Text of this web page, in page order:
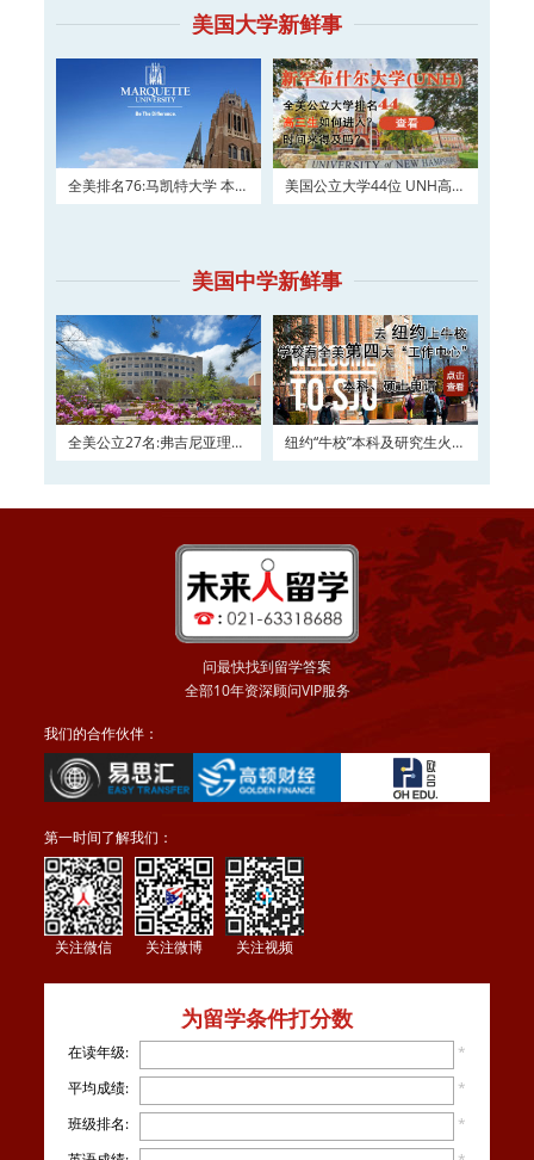
美国大学新鲜事
全美排名76:马凯特大学 本科
美国公立大学44位 UNH高三
美国中学新鲜事
全美公立27名:弗吉尼亚理工
纽约“牛校”本科及研究生火热
问最快找到留学答案
全部10年资深顾问VIP服务
我们的合作伙伴：
第一时间了解我们：
关注微信 关注微博 关注视频
为留学条件打分数
在读年级:
*
平均成绩:
*
班级排名:
*